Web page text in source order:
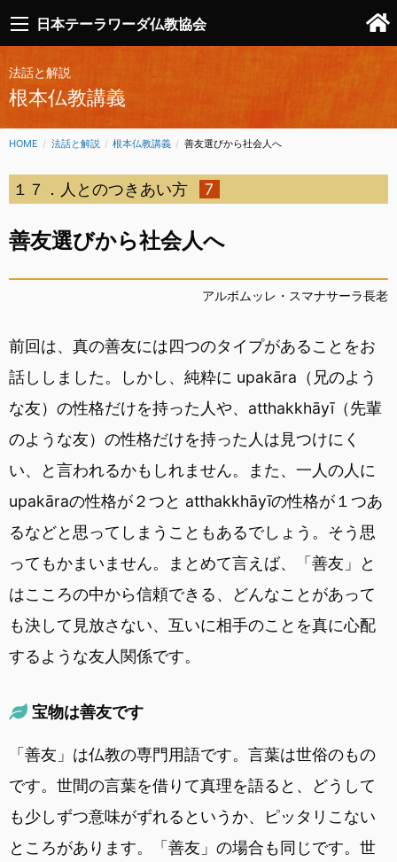
日本テーラワーダ仏教協会
法話と解説
根本仏教講義
HOME 法話と解説 根本仏教講義 CURRENT:
善友選びから社会人へ
１７．人とのつきあい方 7
善友選びから社会人へ
アルボムッレ・スマナサーラ長老
前回は、真の善友には四つのタイプがあることをお
話ししました。しかし、純粋に upakāra（兄のよう
な友）の性格だけを持った人や、atthakkhāyī（先輩
のような友）の性格だけを持った人は見つけにく
い、と言われるかもしれません。また、一人の人に
upakāraの性格が２つと atthakkhāyīの性格が１つあ
るなどと思ってしまうこともあるでしょう。そう思
ってもかまいません。まとめて言えば、「善友」と
はこころの中から信頼できる、どんなことがあって
も決して見放さない、互いに相手のことを真に心配
するような友人関係です。
宝物は善友です
「善友」は仏教の専門用語です。言葉は世俗のもの
です。世間の言葉を借りて真理を語ると、どうして
も少しずつ意味がずれるというか、ピッタリこない
ところがあります。「善友」の場合も同じです。世